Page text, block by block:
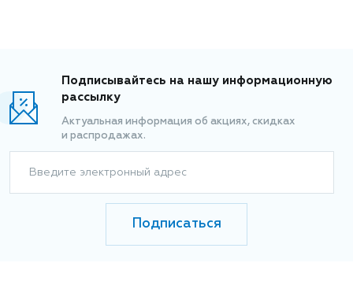
Подписывайтесь на нашу информационную
рассылку
Актуальная информация об акциях, скидках
и распродажах.
Введите электронный адрес
Подписаться